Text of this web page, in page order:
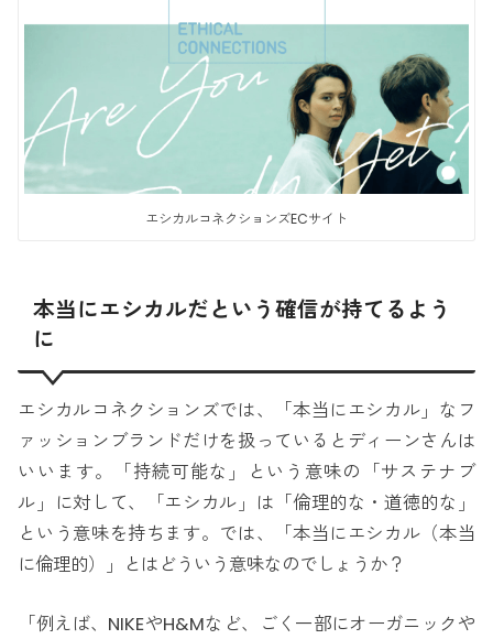
エシカルコネクションズECサイト
本当にエシカルだという確信が持てるよう
に
エシカルコネクションズでは、「本当にエシカル」なフ
ァッションブランドだけを扱っているとディーンさんは
いいます。「持続可能な」という意味の「サステナブ
ル」に対して、「エシカル」は「倫理的な・道徳的な」
という意味を持ちます。では、「本当にエシカル（本当
に倫理的）」とはどういう意味なのでしょうか？
「例えば、NIKEやH&Mなど、ごく一部にオーガニックや